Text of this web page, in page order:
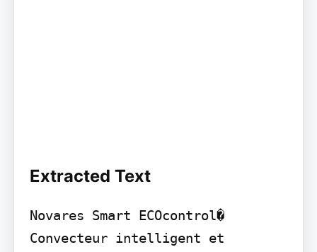
Extracted Text
Novares Smart ECOcontrol�
Convecteur intelligent et